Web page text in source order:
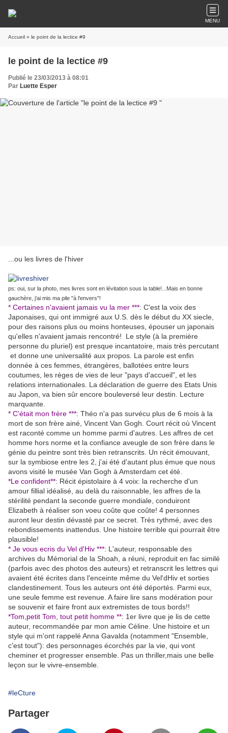
MENU
Accueil » le point de la lectice #9
le point de la lectice #9
Publié le 23/03/2013 à 08:01
Par Luette Esper
...ou les livres de l'hiver
ps: oui, sur la photo, mes livres sont en lévitation sous la table!...Mais en bonne
gauchère, j'ai mis ma pile "à l'envers"!
* Certaines n'avaient jamais vu la mer ***: C'est la voix des
Japonaises, qui ont immigré aux U.S. dès le début du XX siecle,
pour des raisons plus ou moins honteuses, épouser un japonais
qu'elles n'avaient jamais rencontré! Le style (à la première
personne du pluriel) est presque incantatoire, mais très percutant
et donne une universalité aux propos. La parole est enfin
donnée à ces femmes, étrangères, ballotées entre leurs
coutumes, les règes de vies de leur "pays d'accueil", et les
relations internationales. La déclaration de guerre des Etats Unis
au Japon, va bien sûr encore bouleversé leur destin. Lecture
marquante.
* C'était mon frère ***: Théo n'a pas survécu plus de 6 mois à la
mort de son frère ainé, Vincent Van Gogh. Court récit où Vincent
est raconté comme un homme parmi d'autres. Les affres de cet
homme hors norme et la confiance aveugle de son frère dans le
génie du peintre sont très bien retranscrits. Un récit émouvant,
sur la symbiose entre les 2, j'ai été d'autant plus émue que nous
avons visité le musée Van Gogh à Amsterdam cet été.
*Le confident**: Récit épistolaire à 4 voix: la recherche d'un
amour fillial idéalisé, au delà du raisonnable, les affres de la
stérilité pendant la seconde guerre mondiale, conduiront
Elizabeth à réaliser son voeu coûte que coûte! 4 personnes
auront leur destin dévasté par ce secret. Très rythmé, avec des
rebondissements inattendus. Une histoire terrible qui pourrait être
plausible!
* Je vous ecris du Vel d'Hiv ***: L'auteur, responsable des
archives du Mémorial de la Shoah, a réuni, reproduit en fac similé
(parfois avec des photos des auteurs) et retranscrit les lettres qui
avaient été écrites dans l'enceinte même du Vel'dHiv et sorties
clandestinement. Tous les auteurs ont été déportés. Parmi eux,
une seule femme est revenue. A faire lire sans modération pour
se souvenir et faire front aux extremistes de tous bords!!
*Tom,petit Tom, tout petit homme **: 1er livre que je lis de cette
auteur, recommandée par mon amie Céline. Une histoire et un
style qui m'ont rappelé Anna Gavalda (notamment "Ensemble,
c'est tout"): des personnages écorchés par la vie, qui vont
cheminer et progresser ensemble. Pas un thriller,mais une belle
leçon sur le vivre-ensemble.
#leCture
Partager